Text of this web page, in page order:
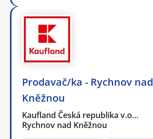
Prodavač/ka - Rychnov nad
Kněžnou
Kaufland Česká republika v.o…
Rychnov nad Kněžnou